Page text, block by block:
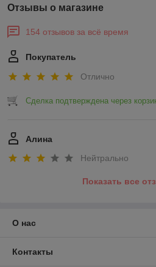
Отзывы о магазине
154 отзывов за всё время
Покупатель
Отлично
Сделка подтверждена через
Алина
Нейтрально
Показать все
О нас
Контакты